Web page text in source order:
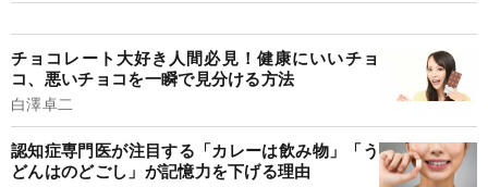
チョコレート大好き人間必見！健康にいいチョ
コ、悪いチョコを一瞬で見分ける方法
白澤卓二
認知症専門医が注目する「カレーは飲み物」「う
どんはのどごし」が記憶力を下げる理由